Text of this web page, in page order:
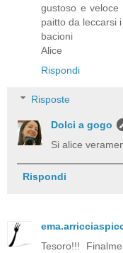
gustoso e
paitto da leccarsi
bacioni
Alice
Rispondi
Risposte
Dolci a gogo
Si alice
Rispondi
Tesoro!!!